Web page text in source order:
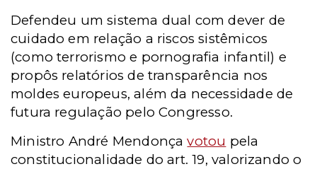
Defendeu um sistema dual com dever de
cuidado em relação a riscos sistêmicos
(como terrorismo e pornografia infantil) e
propôs relatórios de transparência nos
moldes europeus, além da necessidade de
futura regulação pelo Congresso.
Ministro André Mendonçavotou pela
constitucionalidade do art. 19, valorizando o